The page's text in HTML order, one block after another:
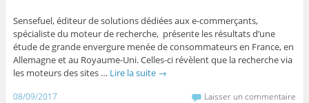
Sensefuel, éditeur de solutions dédiées aux e-commerçants,
spécialiste du moteur de recherche, présente les résultats d’une
étude de grande envergure menée de consommateurs en France, en
Allemagne et au Royaume-Uni. Celles-ci révèlent que la recherche via
les moteurs des sites … Lire la suite →
08/09/2017 Laisser un commentaire